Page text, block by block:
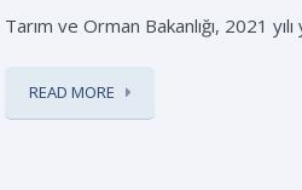
Tarım ve Orman Bakanlığı, 2021
READ MORE